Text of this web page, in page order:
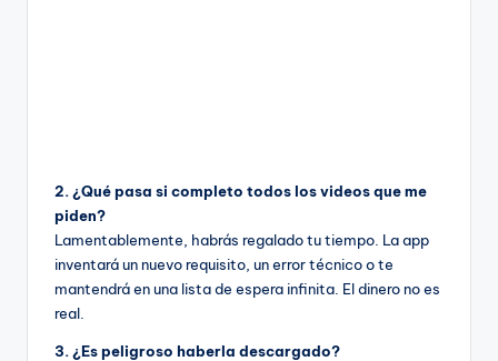
2. ¿Qué pasa si completo todos los videos que me
piden?
Lamentablemente, habrás regalado tu tiempo. La app
inventará un nuevo requisito, un error técnico o te
mantendrá en una lista de espera infinita. El dinero no es
real.
3. ¿Es peligroso haberla descargado?